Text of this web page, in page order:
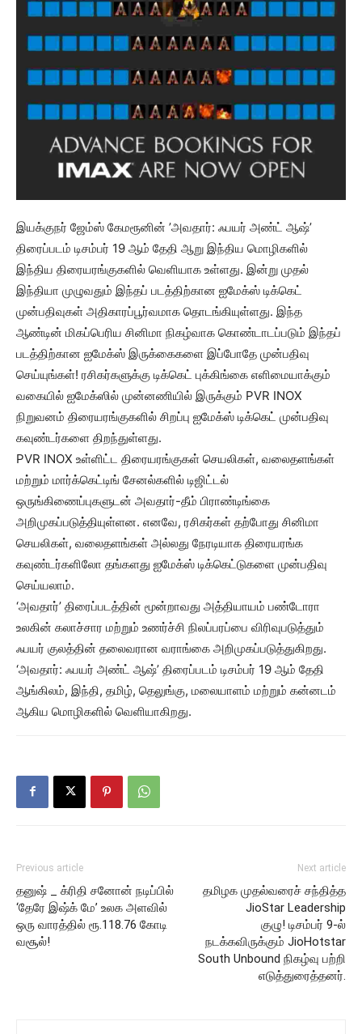
இயக்குநர் ஜேம்ஸ் கேமரூனின் ’அவதார்: ஃபயர் அண்ட் ஆஷ்’
திரைப்படம் டிசம்பர் 19 ஆம் தேதி ஆறு இந்திய மொழிகளில்
இந்திய திரையரங்குகளில் வெளியாக உள்ளது. இன்று முதல்
இந்தியா முழுவதும் இந்தப் படத்திற்கான ஐமேக்ஸ் டிக்கெட்
முன்பதிவுகள் அதிகாரப்பூர்வமாக தொடங்கியுள்ளது. இந்த
ஆண்டின் மிகப்பெரிய சினிமா நிகழ்வாக கொண்டாடப்படும் இந்தப்
படத்திற்கான ஐமேக்ஸ் இருக்கைகளை இப்போதே முன்பதிவு
செய்யுங்கள்! ரசிகர்களுக்கு டிக்கெட் புக்கிங்கை எளிமையாக்கும்
வகையில் ஐமேக்ஸில் முன்னணியில் இருக்கும் PVR INOX
நிறுவனம் திரையரங்குகளில் சிறப்பு ஐமேக்ஸ் டிக்கெட் முன்பதிவு
கவுண்டர்களை திறந்துள்ளது.
PVR INOX உள்ளிட்ட திரையரங்குகள் செயலிகள், வலைதளங்கள்
மற்றும் மார்க்கெட்டிங் சேனல்களில் டிஜிட்டல்
ஒருங்கிணைப்புகளுடன் அவதார்-தீம் பிராண்டிங்கை
அறிமுகப்படுத்தியுள்ளன. எனவே, ரசிகர்கள் தற்போது சினிமா
செயலிகள், வலைதளங்கள் அல்லது நேரடியாக திரையரங்க
கவுண்டர்களிலோ தங்களது ஐமேக்ஸ் டிக்கெட்டுகளை முன்பதிவு
செய்யலாம்.
‘அவதார்’ திரைப்படத்தின் மூன்றாவது அத்தியாயம் பண்டோரா
உலகின் கலாச்சார மற்றும் உணர்ச்சி நிலப்பரப்பை விரிவுபடுத்தும்
ஃபயர் குலத்தின் தலைவரான வராங்கை அறிமுகப்படுத்துகிறது.
‘அவதார்: ஃபயர் அண்ட் ஆஷ்’ திரைப்படம் டிசம்பர் 19 ஆம் தேதி
ஆங்கிலம், இந்தி, தமிழ், தெலுங்கு, மலையாளம் மற்றும் கன்னடம்
ஆகிய மொழிகளில் வெளியாகிறது.
Previous article
தனுஷ் _ க்ரிதி சனோன் நடிப்பில்
‘தேரே இஷ்க் மே’ உலக அளவில்
ஒரு வாரத்தில் ரூ.118.76 கோடி
வசூல்!
Next article
தமிழக முதல்வரைச் சந்தித்த
JioStar Leadership
குழு! டிசம்பர் 9-ல்
நடக்கவிருக்கும் JioHotstar
South Unbound நிகழ்வு பற்றி
எடுத்துரைத்தனர்.